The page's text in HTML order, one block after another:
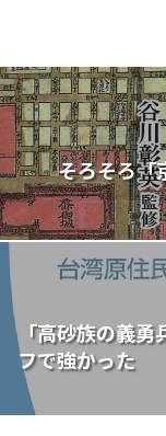
そろそろ「
「高砂族の義勇
フで強かった